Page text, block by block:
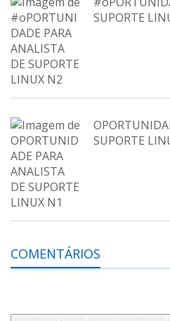
SUPORTE
SUPORTE
COMENTÁRIOS